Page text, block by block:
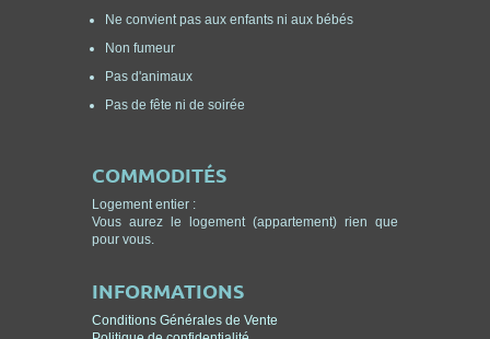
Ne convient pas aux enfants ni aux bébés
Non fumeur
Pas d'animaux
Pas de fête ni de soirée
COMMODITÉS
Logement entier :
Vous aurez le logement (appartement) rien que
pour vous.
INFORMATIONS
Conditions Générales de Vente